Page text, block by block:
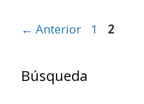
← Anterior Página
1 Página
2
Búsqueda